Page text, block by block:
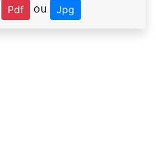
Pdf ou Jpg